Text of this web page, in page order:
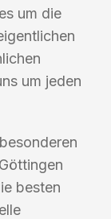
um die
um jeden
besten